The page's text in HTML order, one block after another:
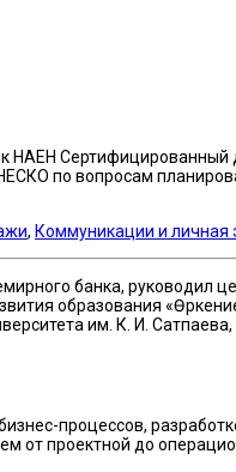
НАЕН Сертифицированный
по вопросам
, Коммуникации и личная
банка, руководил
образования
им. К. И.
процессов,
от проектной до